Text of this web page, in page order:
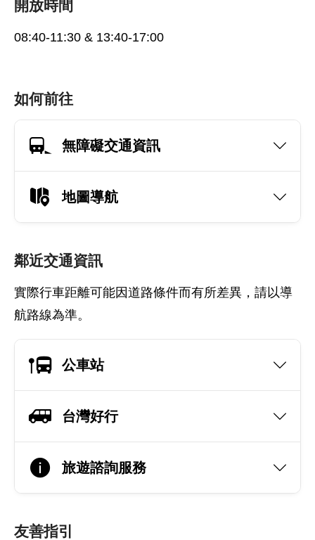
開放時間
08:40-11:30 & 13:40-17:00
如何前往
無障礙交通資訊
地圖導航
鄰近交通資訊
實際行車距離可能因道路條件而有所差異，請以導
航路線為準。
公車站
台灣好行
旅遊諮詢服務
友善指引